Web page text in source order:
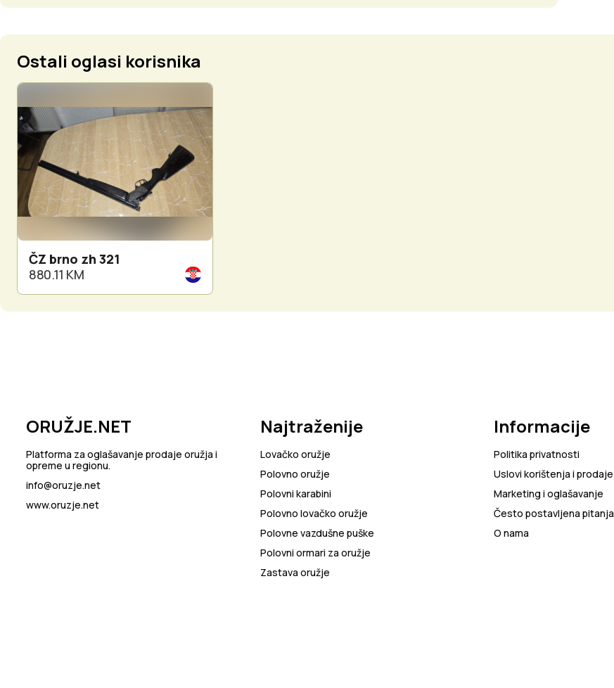
Ostali oglasi korisnika
ČZ brno zh 321
880.11 KM
ORUŽJE.NET
Platforma za oglašavanje prodaje oružja i
opreme u regionu.
info@oruzje.net
www.oruzje.net
Najtraženije
Lovačko oružje
Polovno oružje
Polovni karabini
Polovno lovačko oružje
Polovne vazdušne puške
Polovni ormari za oružje
Zastava oružje
Informacije
Politika privatnosti
Uslovi korištenja i prodaje
Marketing i oglašavanje
Često postavljena pitanja
O nama